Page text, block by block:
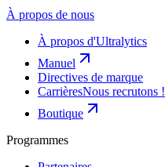
À propos de nous
À propos d'Ultralytics
Manuel
Directives de marque
CarrièresNous recrutons !
Boutique
Programmes